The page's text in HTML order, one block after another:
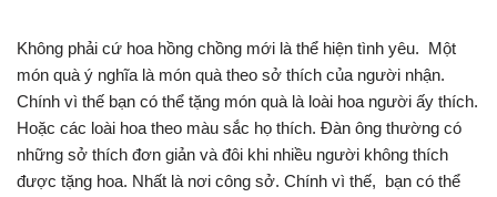
Không phải cứ hoa hồng chồng mới là thể hiện tình yêu. Một
món quà ý nghĩa là món quà theo sở thích của người nhận.
Chính vì thế bạn có thể tặng món quà là loài hoa người ấy thích.
Hoặc các loài hoa theo màu sắc họ thích. Đàn ông thường có
những sở thích đơn giản và đôi khi nhiều người không thích
được tặng hoa. Nhất là nơi công sở. Chính vì thế, bạn có thể